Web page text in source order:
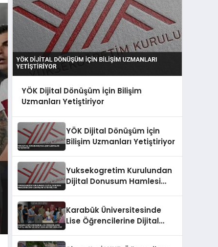
YÖK Dijital Dönüşüm İçin Bilişim
Uzmanları Yetiştiriyor
YÖK Dijital Dönüşüm İçin
Bilişim Uzmanları Yetiştiriyor
Yuksekogretim Kurulundan
Dijital Donusum Hamlesi
Karabük Üniversitesinde
Lise Öğrencilerine Dijital